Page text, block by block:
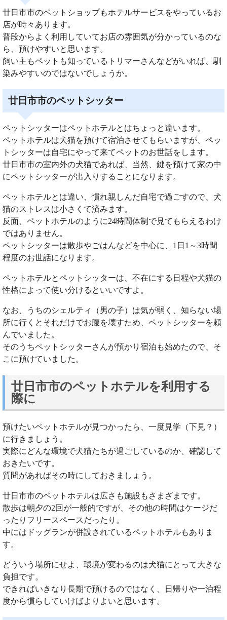
廿日市市のペットショップもホテルサービスをやっているお
店が時々あります。
普段からよく利用していてお店の雰囲気が分かっているのな
ら、預けやすいと思います。
飼い主もペットも知っているトリマーさんなどがいれば、馴
染みやすいのではないでしょうか。
廿日市市のペットシッター
ペットシッターはペットホテルとはちょっと違います。
ペットホテルは犬猫を預けて宿泊させてもらいますが、ペッ
トシッターは自宅にやって来てペットのお世話をします。
廿日市市の室内外の犬猫であれば、当然、鍵を預けて家の中
にペットシッターが出入りすることになります。
ペットホテルとは違い、慣れ親しんだ自宅で過ごすので、犬
猫のストレスは小さくて済みます。
反面、ペットホテルのように24時間体制で見てもらえるわけ
ではありません。
ペットシッターは散歩やごはんなどを中心に、1日1～3時間
程度のお世話になります。
ペットホテルとペットシッターは、不在にする日程や犬猫の
性格によって使い分けるといいですよ。
なお、うちのシェルティ（男の子）は気が弱く、知らない場
所に行くとそれだけでお腹を壊すため、ペットシッターを頼
んでいました。
そのうちペットシッターさんが預かり宿泊も始めたので、そ
こに預けていました。
廿日市市のペットホテルを利用する
際に
預けたいペットホテルが見つかったら、一度見学（下見？）
に行きましょう。
実際にどんな環境で犬猫たちが過ごしているのか、確認して
おきたいです。
質問があればその時にしておきましょう。
廿日市市のペットホテルは広さも施設もさまざまです。
散歩は朝夕の2回が一般的ですが、その他の時間はケージだ
ったりフリースペースだったり。
中にはドッグランが併設されているペットホテルもありま
す。
どういう場所にせよ、環境が変わるのは犬猫にとって大きな
負担です。
できればいきなり長期で預けるのではなく、日帰りや一泊程
度から慣らしていけばよりよいと思います。